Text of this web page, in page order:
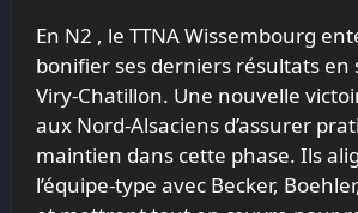
En N2 , le TTNA Wissembourg
bonifier ses derniers résultats en
Viry-Chatillon. Une nouvelle
aux Nord-Alsaciens d’assurer
maintien dans cette phase. Ils
l’équipe-type avec Becker,